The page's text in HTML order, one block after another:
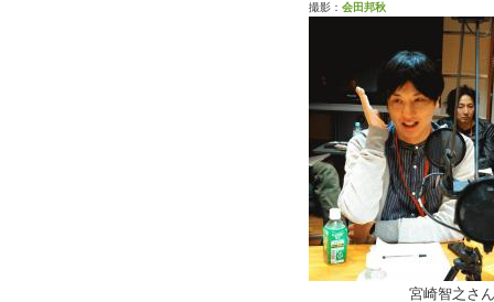
撮影： 会田邦秋
宮崎智之さ